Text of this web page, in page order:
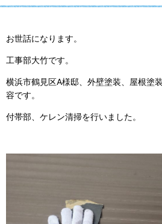
お世話になります。
工事部大竹です。
横浜市鶴見区A様邸、外壁塗装、屋根塗
容です。
付帯部、ケレン清掃を行いました。